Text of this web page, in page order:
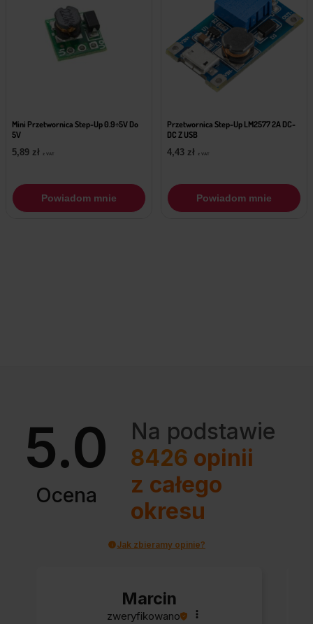
Mini Przetwornica Step-Up 0.9÷5V Do
5V
5,89 zł z VAT
Powiadom mnie
Przetwornica Step-Up LM2577 2A DC-
DC Z USB
4,43 zł z VAT
Powiadom mnie
5.0
Ocena
Na podstawie
8426 opinii
z całego
okresu
Jak zbieramy opinie?
Marcin
zweryfikowano